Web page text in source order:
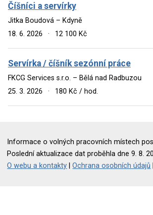
Číšníci a servírky
Jitka Boudová – Kdyně
18. 6. 2026
· 12 100 Kč
Servírka / číšník sezónní práce
FKCG Services s.r.o. – Bělá nad Radbuzou
25. 3. 2026
· 180 Kč / hod.
Informace o volných pracovních místech
Poslední aktualizace dat proběhla dne 9. 8.
O webu a kontakty |Ochrana osobních údajů